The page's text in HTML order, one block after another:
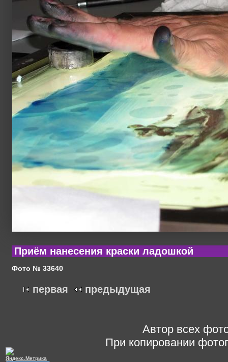
Приём нанесения краски ладошкой
Фото № 33640
первая предыдущая
Автор всех
При копировании